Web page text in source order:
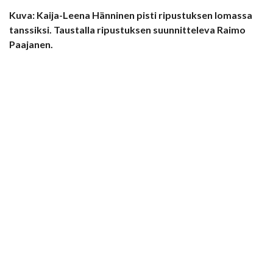
Kuva: Kaija-Leena Hänninen pisti ripustuksen lomassa
tanssiksi. Taustalla ripustuksen suunnitteleva Raimo
Paajanen.